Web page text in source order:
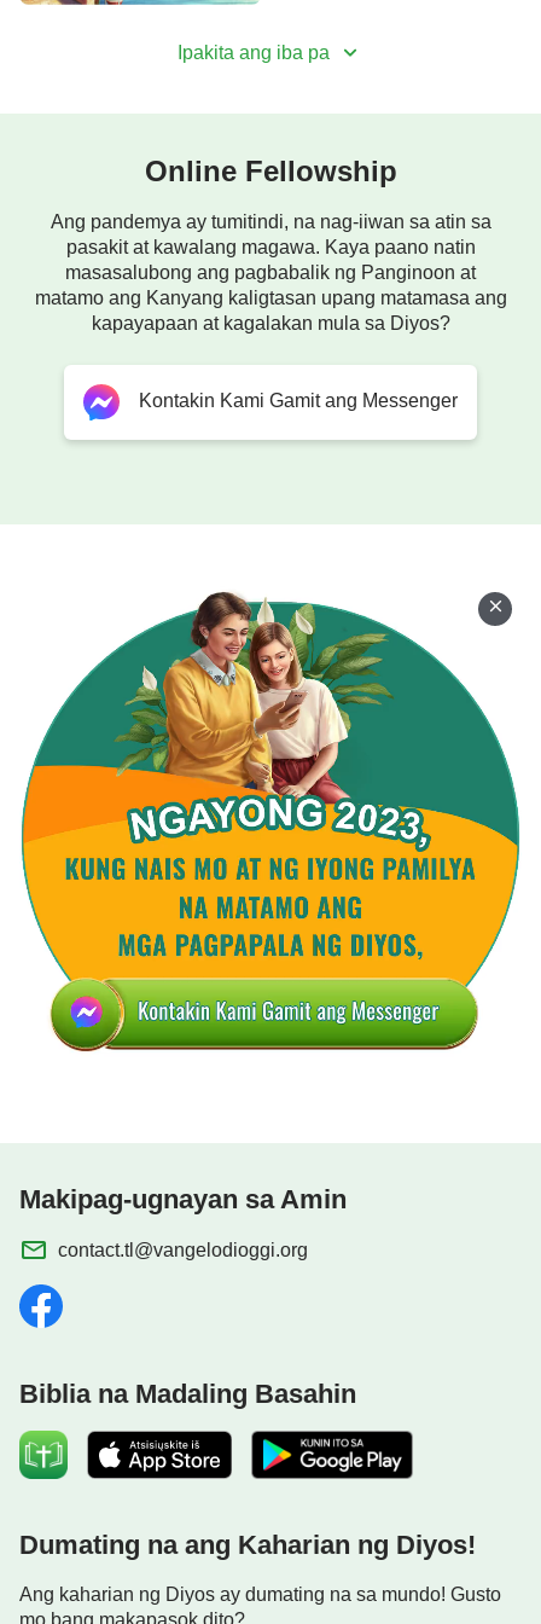
Ipakita ang iba pa
Online Fellowship
Ang pandemya ay tumitindi, na nag-iiwan sa atin sa
pasakit at kawalang magawa. Kaya paano natin
masasalubong ang pagbabalik ng Panginoon at
matamo ang Kanyang kaligtasan upang matamasa ang
kapayapaan at kagalakan mula sa Diyos?
Kontakin Kami Gamit ang Messenger
Makipag-ugnayan sa Amin
contact.tl@vangelodioggi.org
Biblia na Madaling Basahin
Dumating na ang Kaharian ng Diyos!
Ang kaharian ng Diyos ay dumating na sa mundo! Gusto
mo bang makapasok dito?